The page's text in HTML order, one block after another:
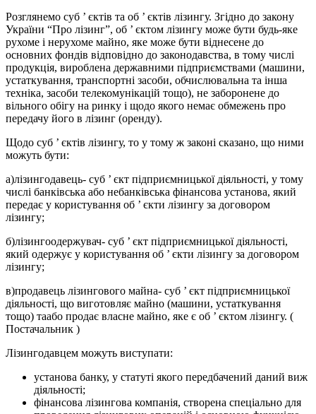
Розглянемо суб ’ єктів та об ’ єктів лізингу. Згідно до закону
України “Про лізинг”, об ’ єктом лізингу може бути будь-яке
рухоме і нерухоме майно, яке може бути віднесене до
основних фондів відповідно до законодавства, в тому числі
продукція, вироблена державними підприємствами (машини,
устаткування, транспортні засоби, обчислювальна та інша
техніка, засоби телекомунікацій тощо), не заборонене до
вільного обігу на ринку і щодо якого немає обмежень про
передачу його в лізинг (оренду).
Щодо суб ’ єктів лізингу, то у тому ж законі сказано, що ними
можуть бути:
а)лізингодавець- суб ’ єкт підприємницької діяльності, у тому
числі банківська або небанківська фінансова установа, який
передає у користування об ’ єкти лізингу за договором
лізингу;
б)лізингоодержувач- суб ’ єкт підприємницької діяльності,
який одержує у користування об ’ єкти лізингу за договором
лізингу;
в)продавець лізингового майна- суб ’ єкт підприємницької
діяльності, що виготовляє майно (машини, устаткування
тощо) таабо продає власне майно, яке є об ’ єктом лізингу. (
Постачальник )
Лізингодавцем можуть виступати:
установа банку, у статуті якого передбачений даний виж
діяльності;
фінансова лізингова компанія, створена спеціально для